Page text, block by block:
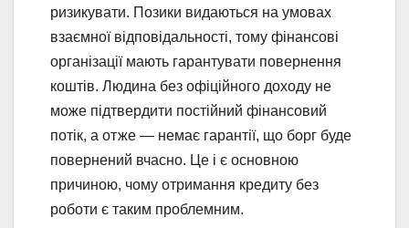
ризикувати. Позики видаються на умовах
взаємної відповідальності, тому фінансові
організації мають гарантувати повернення
коштів. Людина без офіційного доходу не
може підтвердити постійний фінансовий
потік, а отже — немає гарантії, що борг буде
повернений вчасно. Це і є основною
причиною, чому отримання кредиту без
роботи є таким проблемним.